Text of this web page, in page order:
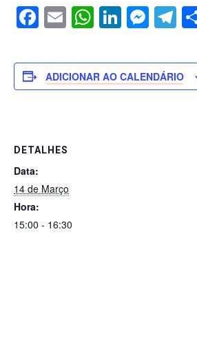
F
a
c
e
o
E
m
ail
W
h
at
s
Li
n
k
e
M
e
ss
e
T
el
e
gr
ADICIONAR AO CALENDÁRIO
DETALHES
Data:
14 de Março
Hora:
15:00 - 16:30